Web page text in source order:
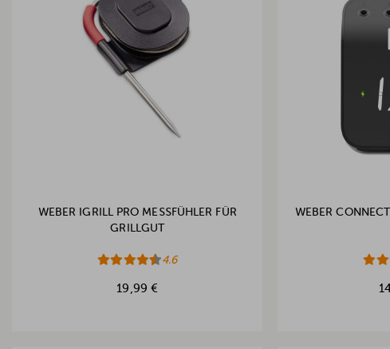
WEBER IGRILL PRO MESSFÜHLER FÜR
GRILLGUT
4.6
19,99 €
WEBER